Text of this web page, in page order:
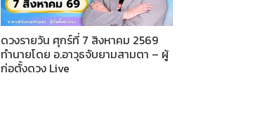
ดวงรายวัน ศุกร์ที่ 7 สิงหาคม 2569
ทำนายโดย อ.อาวุธจับยามสามตา – ผู้
ก่อตั้งดวง Live